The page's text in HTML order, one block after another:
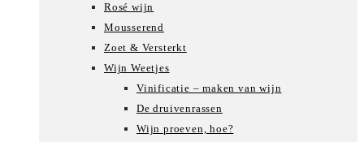
Rosé wijn
Mousserend
Zoet & Versterkt
Wijn Weetjes
Vinificatie – maken van wijn
De druivenrassen
Wijn proeven, hoe?